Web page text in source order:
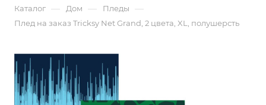
Каталог — Дом — Пледы —
Плед на заказ Tricksy Net Grand, 2 цвета, XL, полушерсть